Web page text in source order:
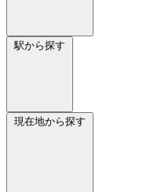
駅から探す
現在地から探す